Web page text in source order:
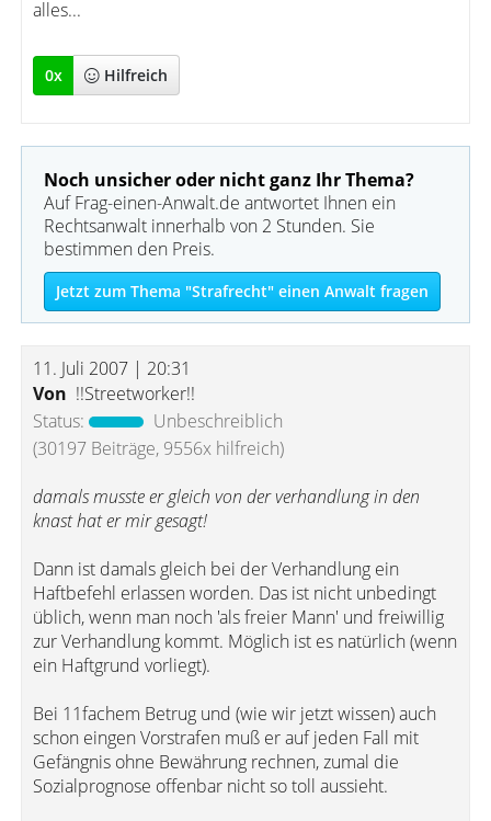
alles...
0x Hilfreich
Noch unsicher oder nicht ganz Ihr Thema?
Auf Frag-einen-Anwalt.de antwortet Ihnen ein
Rechtsanwalt innerhalb von 2 Stunden. Sie
bestimmen den Preis.
Jetzt zum Thema "Strafrecht" einen Anwalt fragen
11. Juli 2007 | 20:31
Von !!Streetworker!!
Status:
Unbeschreiblich
(30197 Beiträge, 9556x hilfreich)
damals musste er gleich von der verhandlung in den
knast hat er mir gesagt!
Dann ist damals gleich bei der Verhandlung ein
Haftbefehl erlassen worden. Das ist nicht unbedingt
üblich, wenn man noch 'als freier Mann' und freiwillig
zur Verhandlung kommt. Möglich ist es natürlich (wenn
ein Haftgrund vorliegt).
Bei 11fachem Betrug und (wie wir jetzt wissen) auch
schon eingen Vorstrafen muß er auf jeden Fall mit
Gefängnis ohne Bewährung rechnen, zumal die
Sozialprognose offenbar nicht so toll aussieht.